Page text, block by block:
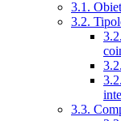
3.1.
3.2.
3.3.